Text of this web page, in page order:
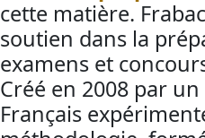
cette matière.
soutien dans la
examens et
Créé en 2008 par
Français